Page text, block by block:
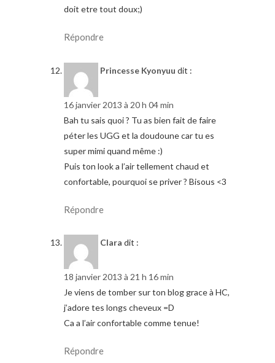
doit etre tout doux;)
Répondre
Princesse Kyonyuu dit :
16 janvier 2013 à 20 h 04 min
Bah tu sais quoi ? Tu as bien fait de faire
péter les UGG et la doudoune car tu es
super mimi quand même :)
Puis ton look a l’air tellement chaud et
confortable, pourquoi se priver ? Bisous <3
Répondre
Clara dit :
18 janvier 2013 à 21 h 16 min
Je viens de tomber sur ton blog grace à HC,
j’adore tes longs cheveux =D
Ca a l’air confortable comme tenue!
Répondre